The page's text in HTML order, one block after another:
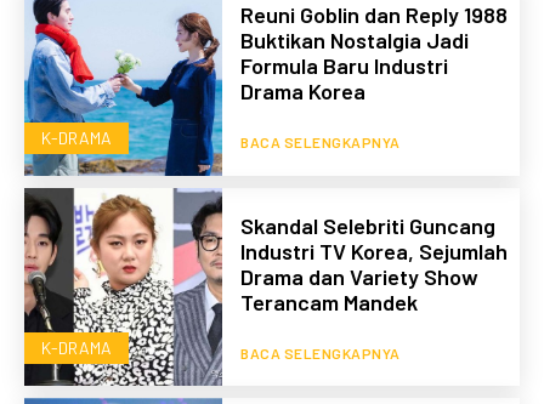
K-DRAMA
Reuni Goblin dan Reply 1988
Buktikan Nostalgia Jadi
Formula Baru Industri
Drama Korea
BACA SELENGKAPNYA
K-DRAMA
Skandal Selebriti Guncang
Industri TV Korea, Sejumlah
Drama dan Variety Show
Terancam Mandek
BACA SELENGKAPNYA